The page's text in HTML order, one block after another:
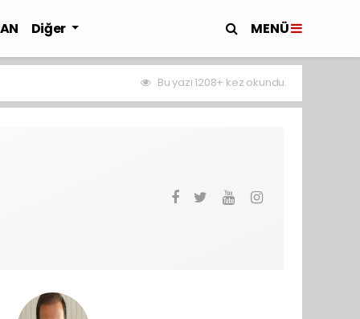
Diğer MENÜ
Bu yazı 1208+ kez okundu.